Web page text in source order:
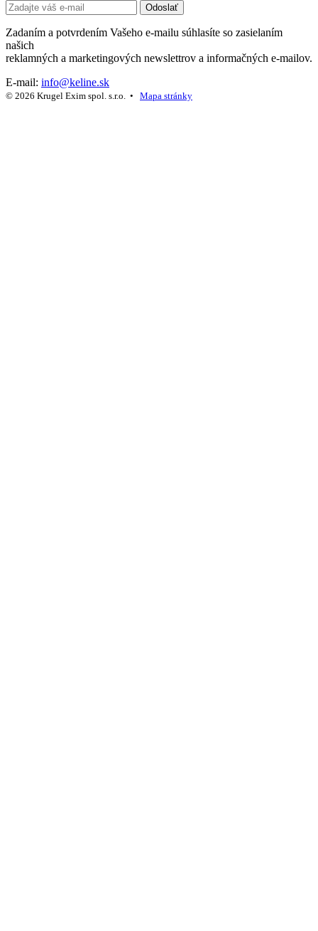
Odoslať
Zadaním a potvrdením Vašeho e-mailu súhlasíte so zasielaním
našich
reklamných a marketingových newslettrov a informačných e-mailov.
E-mail: info@keline.sk
© 2026 Krugel Exim spol. s.r.o. • Mapa stránky